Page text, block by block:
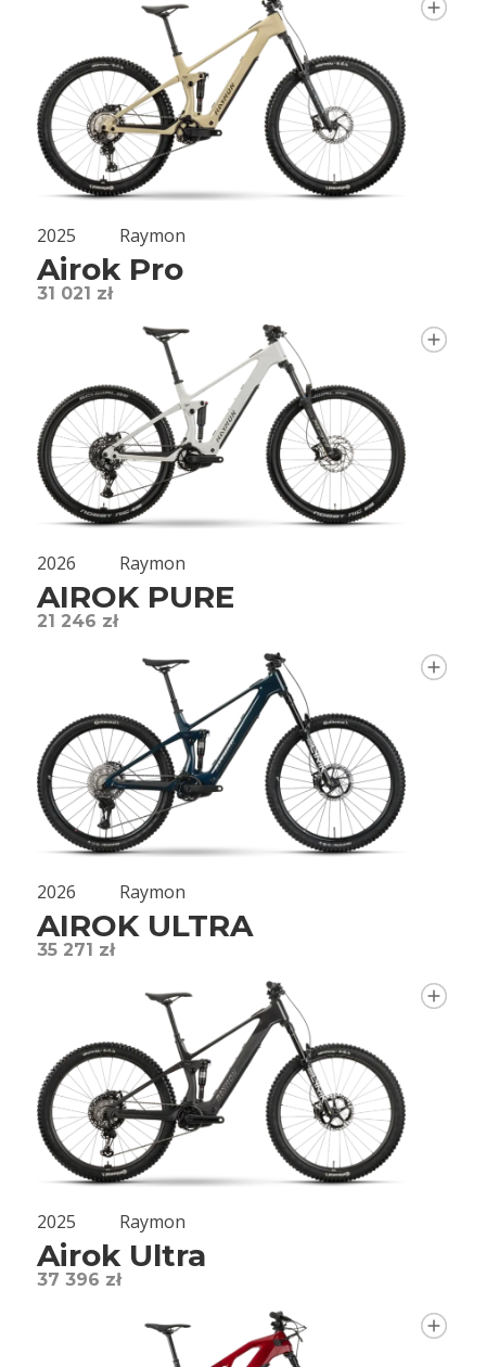
2025 Raymon
Airok Pro
31 021 zł
2026 Raymon
AIROK PURE
21 246 zł
2026 Raymon
AIROK ULTRA
35 271 zł
2025 Raymon
Airok Ultra
37 396 zł